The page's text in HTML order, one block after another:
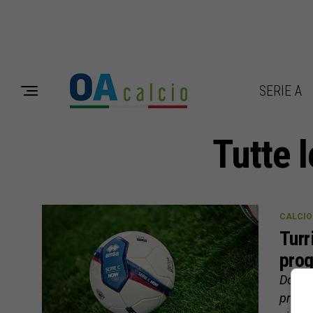
SERIE A
Tutte
Dopo